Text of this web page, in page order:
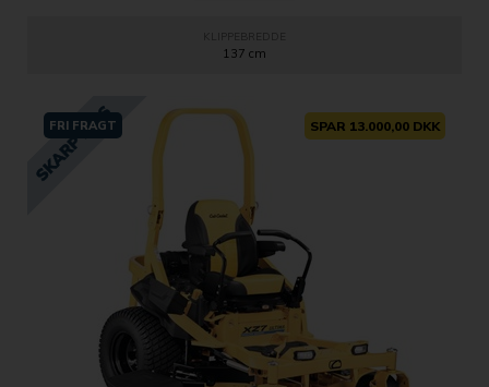
137 cm
FRI FRAGT SPAR 13.000,00 DKK